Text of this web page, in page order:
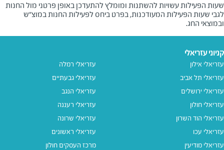
שעות הפעילות עשויות להשתנות ומומלץ להתעדכן באופן פרטני מול החנות
לגבי שעות הפעילות המעודכנות, בפרט ביחס לפעילות החנות במוצ"ש
ובמוצאי החג.
קניוני עזריאלי
עזריאלי אילון
עזריאלי תל אביב
עזריאלי ירושלים
עזריאלי חולון
עזריאלי הוד השרון
עזריאלי עכו
עזריאלי מודיעין
עזריאלי רמלה
עזריאלי גבעתיים
עזריאלי הנגב
עזריאלי רעננה
עזריאלי שרונה
עזריאלי ראשונים
מרכז העסקים חולון